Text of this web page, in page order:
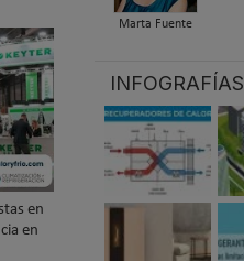
en
en
Marta Fuente
INFOGRAFÍAS